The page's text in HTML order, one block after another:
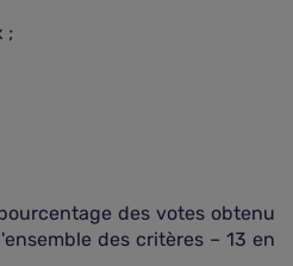
;
des votes obtenu
des critères – 13 en